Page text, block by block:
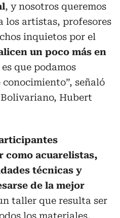
, y nosotros queremos
los artistas, profesores
inquietos por el
un poco más en
que podamos
señaló
Hubert
como acuarelistas,
técnicas y
de la mejor
taller que resulta ser
los materiales,